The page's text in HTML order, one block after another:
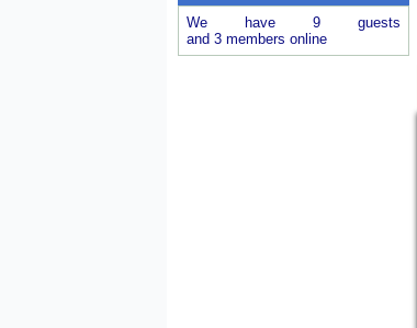
We have 9 guests
and 3 members online